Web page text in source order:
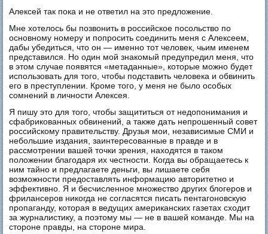
Алексей так пока и не ответил на это предложение.
Мне хотелось бы позвонить в российское посольство по
основному номеру и попросить соединить меня с Алексеем,
дабы убедиться, что он — именно тот человек, чьим именем
представился. Но один мой знакомый предупредил меня, что
в этом случае появятся «метаданные», которые можно будет
использовать для того, чтобы подставить человека и обвинить
его в преступлении. Кроме того, у меня не было особых
сомнений в личности Алексея.
Я пишу это для того, чтобы защититься от недопонимания и
сфабрикованных обвинений, а также дать непрошенный совет
российскому правительству. Друзья мои, независимые СМИ и
небольшие издания, заинтересованные в правде и в
рассмотрении вашей точки зрения, находятся в таком
положении благодаря их честности. Когда вы обращаетесь к
ним тайно и предлагаете деньги, вы лишаете себя
возможности предоставлять информацию авторитетно и
эффективно. Я и бесчисленное множество других блогеров и
фрилансеров никогда не согласятся писать пентагоновскую
пропаганду, которая в ведущих американских газетах сходит
за журналистику, а поэтому мы — не в вашей команде. Мы на
стороне правды, на стороне мира.